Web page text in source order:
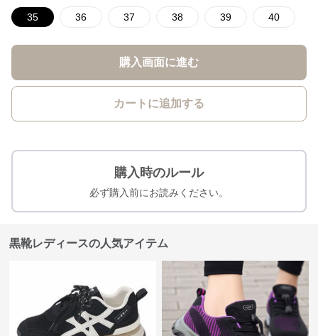
35 36 37 38 39 40
購入画面に進む
カートに追加する
購入時のルール
必ず購入前にお読みください。
黒靴レディースの人気アイテム